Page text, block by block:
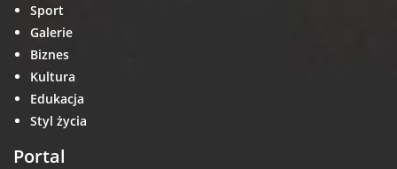
Sport
Galerie
Biznes
Kultura
Edukacja
Styl życia
Portal